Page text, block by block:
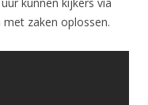
zaken oplossen.